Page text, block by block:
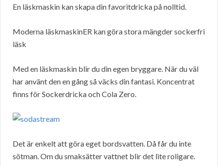
En läskmaskin kan skapa din favoritdricka på nolltid.
Moderna läskmaskinER kan göra stora mängder sockerfri
läsk
Med en läskmaskin blir du din egen bryggare. När du väl
har använt den en gång så väcks din fantasi. Koncentrat
finns för Sockerdricka och Cola Zero.
Det är enkelt att göra eget bordsvatten. Då får du inte
sötman. Om du smaksätter vattnet blir det lite roligare.